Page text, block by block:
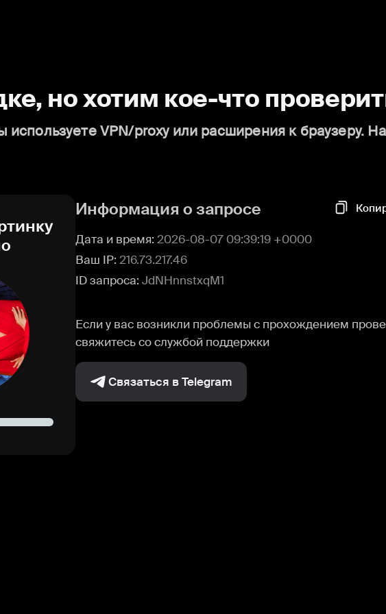
но хотим кое-что
используете VPN/proxy или расширения к браузеру.
Информация о запросе
Дата и время: 2026-08-07 09:39:19 +0000
Ваш IP: 216.73.217.46
ID запроса: JdNHnnstxqM1
Если у вас возникли проблемы с прохождением
свяжитесь со службой поддержки
Связаться в Telegram